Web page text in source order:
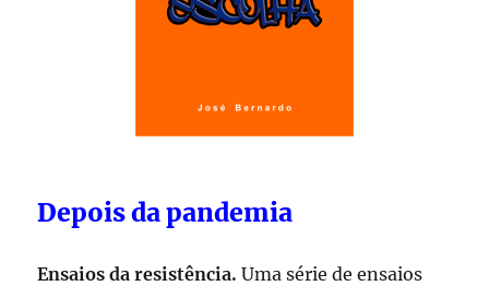
Depois da pandemia
Ensaios da resistência.Uma série de ensaios